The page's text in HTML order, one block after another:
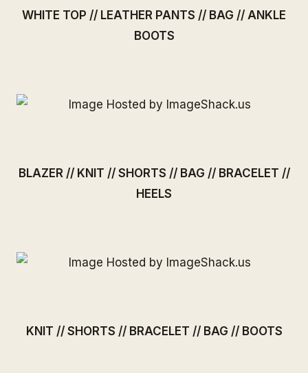
WHITE TOP // LEATHER PANTS // BAG // ANKLE
BOOTS
BLAZER// KNIT // SHORTS // BAG // BRACELET //
HEELS
KNIT // SHORTS // BRACELET // BAG // BOOTS